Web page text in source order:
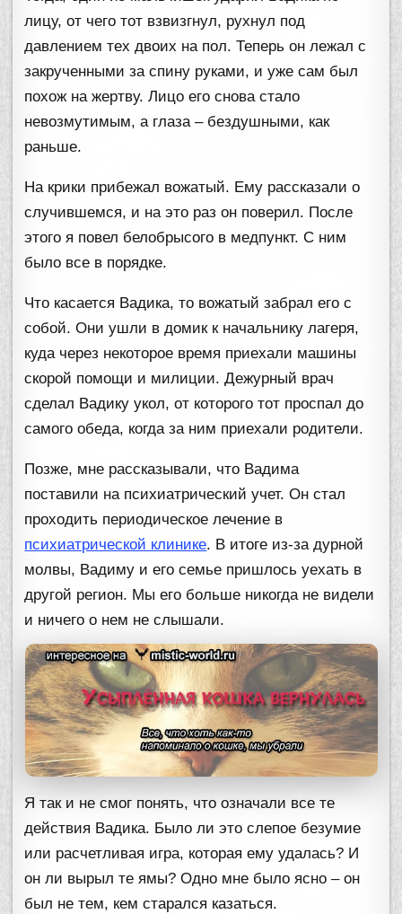
лицу, от чего тот взвизгнул, рухнул под
давлением тех двоих на пол. Теперь он лежал с
закрученными за спину руками, и уже сам был
похож на жертву. Лицо его снова стало
невозмутимым, а глаза – бездушными, как
раньше.
На крики прибежал вожатый. Ему рассказали о
случившемся, и на это раз он поверил. После
этого я повел белобрысого в медпункт. С ним
было все в порядке.
Что касается Вадика, то вожатый забрал его с
собой. Они ушли в домик к начальнику лагеря,
куда через некоторое время приехали машины
скорой помощи и милиции. Дежурный врач
сделал Вадику укол, от которого тот проспал до
самого обеда, когда за ним приехали родители.
Позже, мне рассказывали, что Вадима
поставили на психиатрический учет. Он стал
проходить периодическое лечение в
психиатрической клинике. В итоге из-за дурной
молвы, Вадиму и его семье пришлось уехать в
другой регион. Мы его больше никогда не видели
и ничего о нем не слышали.
Я так и не смог понять, что означали все те
действия Вадика. Было ли это слепое безумие
или расчетливая игра, которая ему удалась? И
он ли вырыл те ямы? Одно мне было ясно – он
был не тем, кем старался казаться.